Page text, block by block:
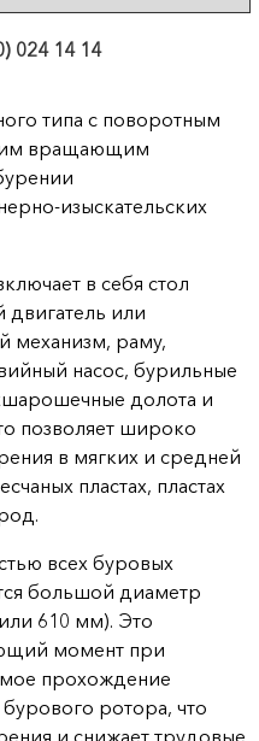
024 14 14
типа с поворотным
вращающим
изыскательских
в себя стол
или
механизм, раму,
насос, бурильные
долота и
позволяет широко
в мягких и средней
пластах, пластах
всех буровых
большой диаметр
610 мм). Это
момент при
прохождение
ротора, что
и снижает трудовые